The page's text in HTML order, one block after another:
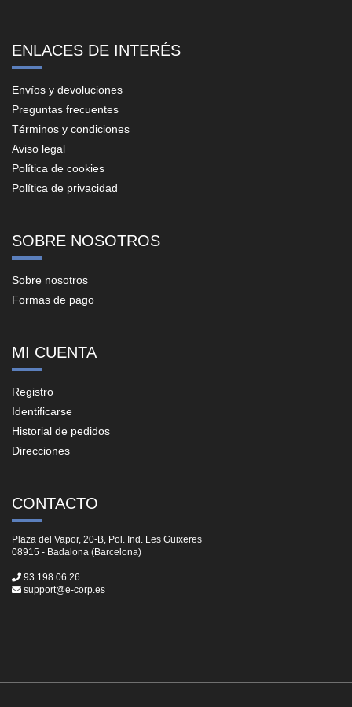
ENLACES DE INTERÉS
Envíos y devoluciones
Preguntas frecuentes
Términos y condiciones
Aviso legal
Política de cookies
Política de privacidad
SOBRE NOSOTROS
Sobre nosotros
Formas de pago
MI CUENTA
Registro
Identificarse
Historial de pedidos
Direcciones
CONTACTO
Plaza del Vapor, 20-B, Pol. Ind. Les Guixeres
08915 - Badalona (Barcelona)
93 198 06 26
support@e-corp.es